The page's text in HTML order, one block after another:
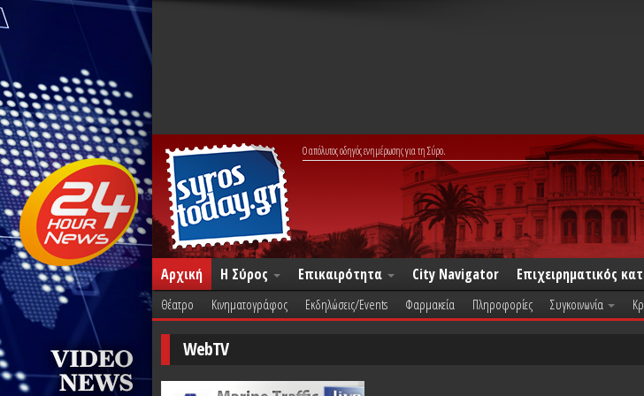
Ο απόλυτος οδηγός ενημέρωσης για τη Σύρο.
Αρχική Η Σύρος Επικαιρότητα City Navigator Επιχειρηματικός
Θέατρο Κινηματογράφος Εκδηλώσεις/Events Φαρμακεία Πληροφορίες Συγκοινωνία
WebTV